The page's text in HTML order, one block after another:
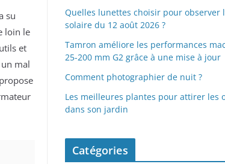
su
loin le
et
mal
Quelles lunettes choisir pour observer
solaire du 12 août 2026 ?
Tamron améliore les performances
25-200 mm G2 grâce à une mise à jour
Comment photographier de nuit ?
Les meilleures plantes pour attirer les
dans son jardin
Catégories